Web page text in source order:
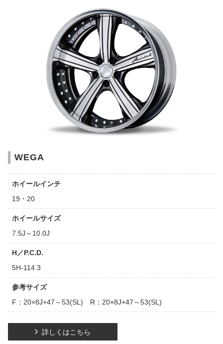
WEGA
ホイールインチ
19・20
ホイールサイズ
7.5J～10.0J
H／P.C.D.
5H-114.3
参考サイズ
F：20×8J+47～53(SL) R：20×8J+47～53(SL)
詳しくはこちら